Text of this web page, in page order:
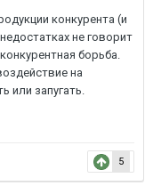
конкурента (и
не говорит
борьба.
на
или запугать.
5